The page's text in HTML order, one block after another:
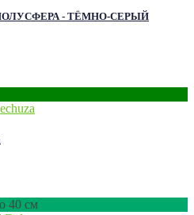
ПОЛУСФЕРА - ТЁМНО-СЕРЫЙ
40 см